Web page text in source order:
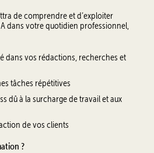
de comprendre et d’exploiter
dans votre quotidien professionnel,
dans vos rédactions, recherches et
tâches répétitives
dû à la surcharge de travail et aux
de vos clients
?